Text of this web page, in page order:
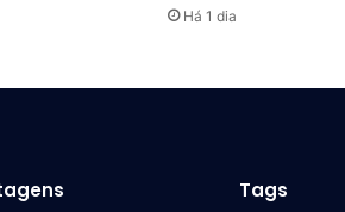
Há 1 dia
Tags